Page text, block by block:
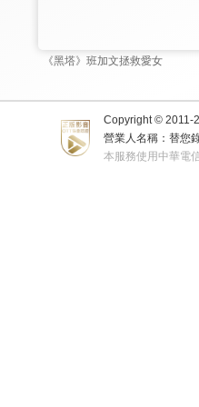
《黑塔》班加文拯救愛女
Copyright © 2011-
營業人名稱：替您
本服務使用中華電